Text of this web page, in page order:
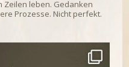
Zeilen leben. Gedanken
Prozesse. Nicht perfekt.